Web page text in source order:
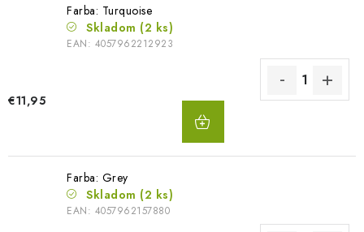
Farba: Turquoise
Skladom (2 ks)
EAN: 4057962212923
€11,95
Farba: Grey
Skladom (2 ks)
EAN: 4057962157880